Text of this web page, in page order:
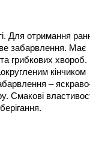
Для отримання
забарвлення. Має
та грибкових
кінчиком
–
Смакові